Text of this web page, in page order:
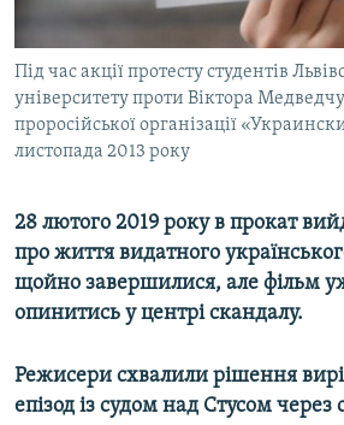
ДОЛУЧАЙСЯ!
Усі сайти RFE/RL
Під час акції протесту студентів
університету проти Віктора
проросійської організації
листопада 2013 року
28 лютого 2019 року в прокат
про життя видатного
щойно завершилися, але фільм
опинитись у центрі скандалу.
Режисери схвалили рішення
епізод із судом над Стусом